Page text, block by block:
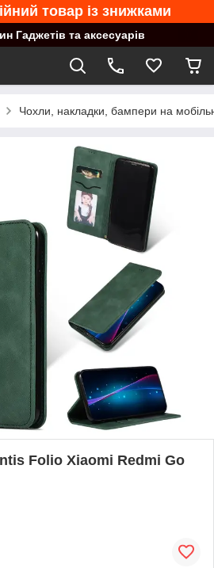
товар із знижками
Гаджетів та аксесуарів
Чохли, накладки, бампери на
Folio Xiaomi Redmi Go